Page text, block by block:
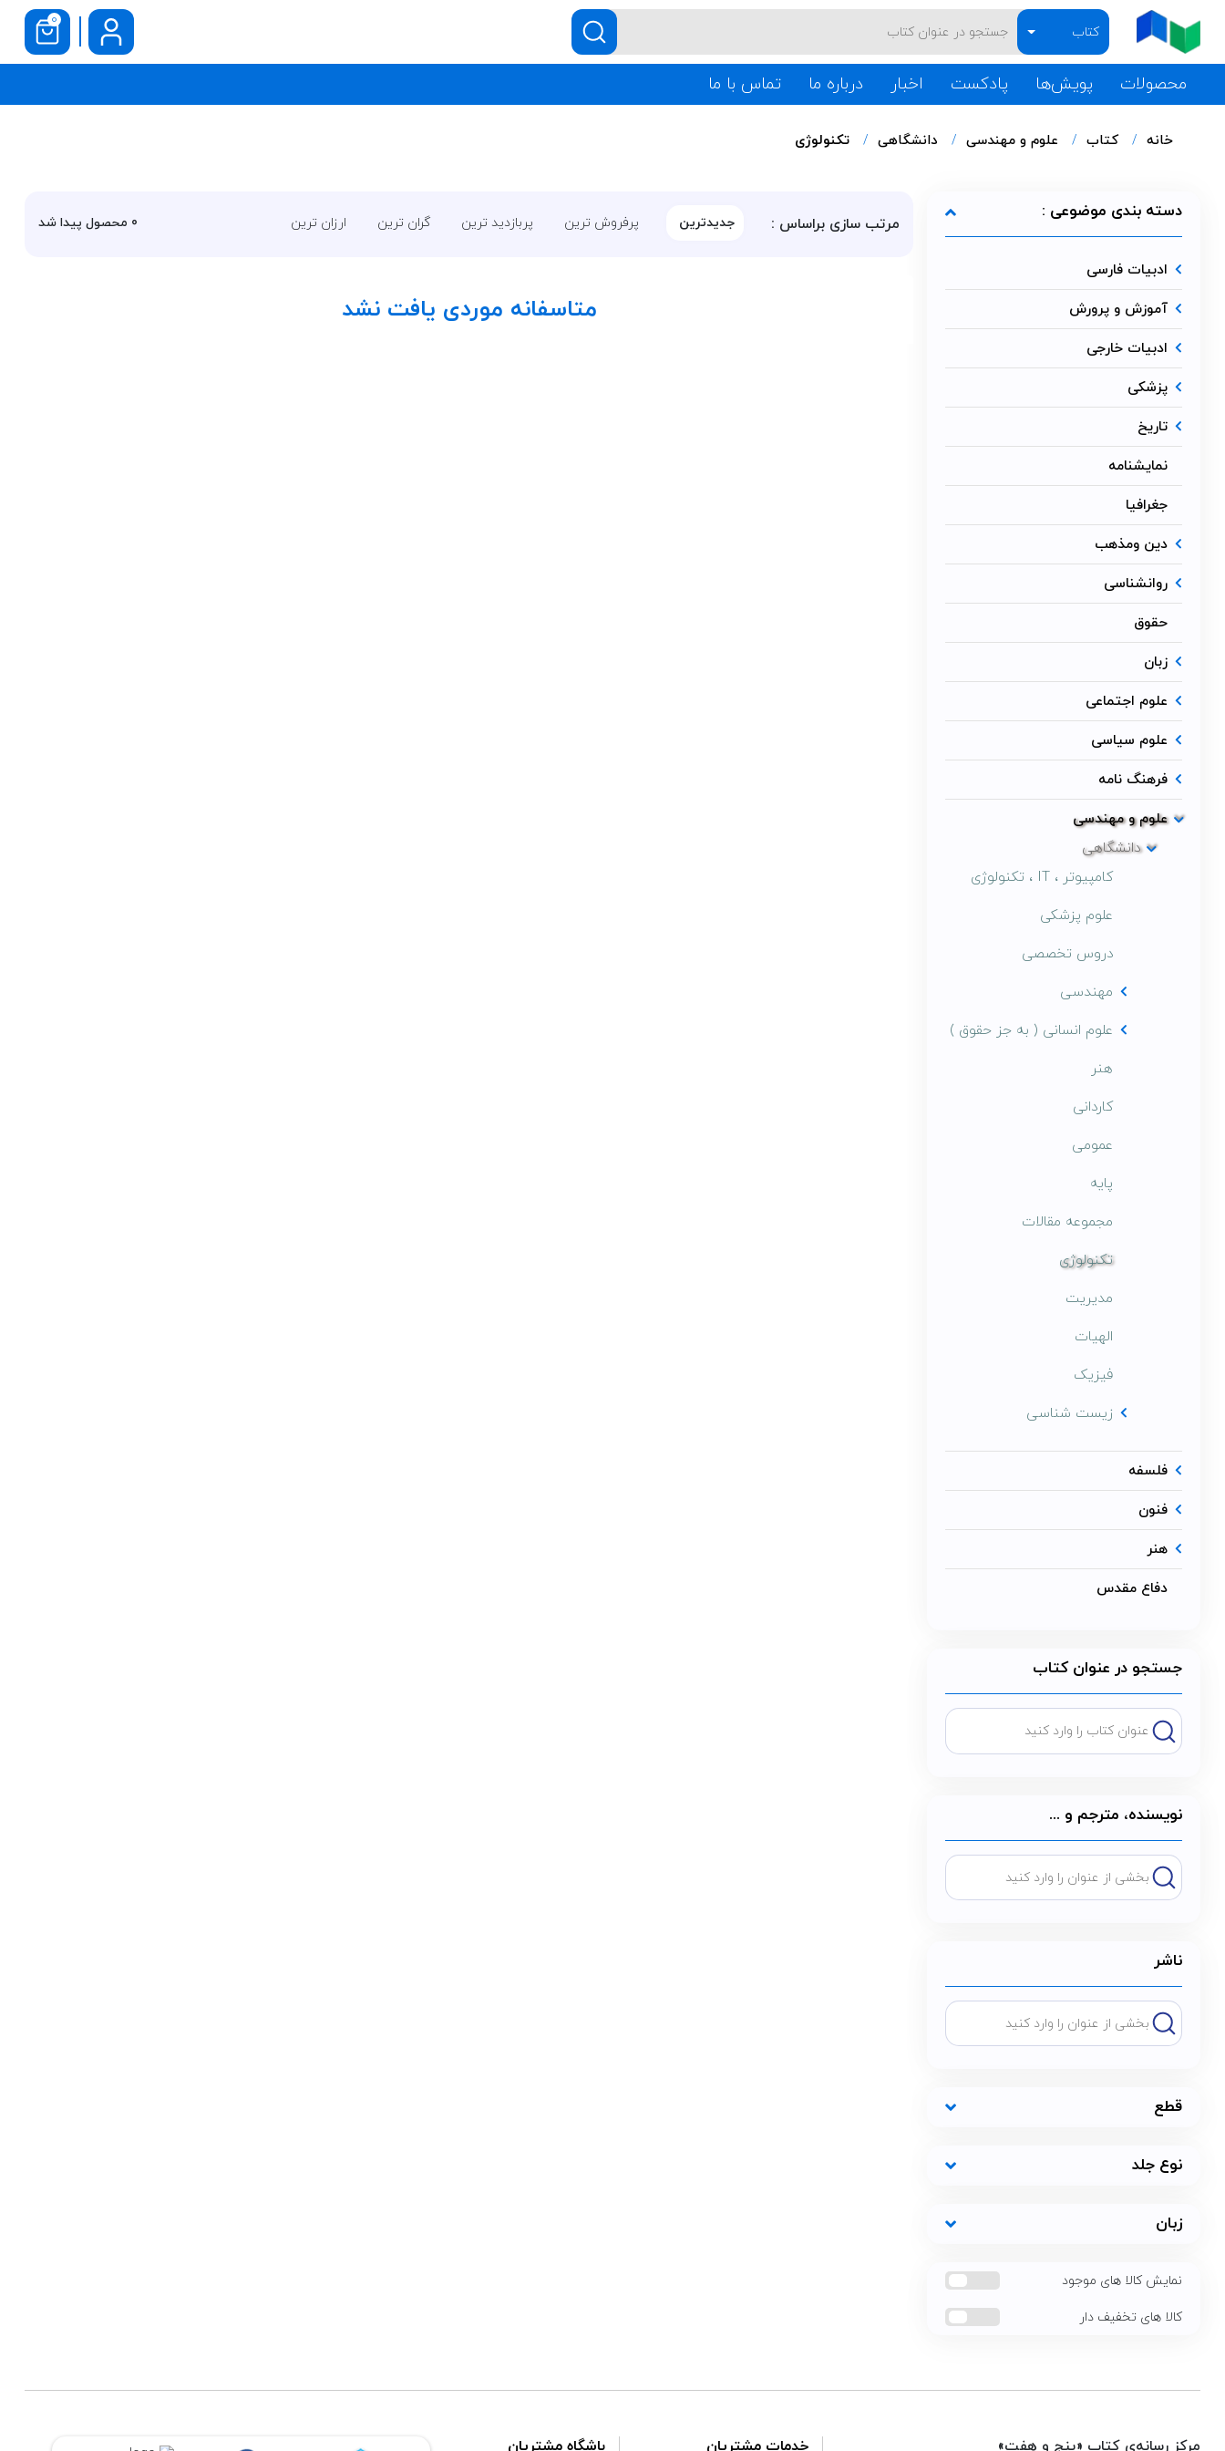
کتاب
0
محصولات پویش‌ها پادکست اخبار درباره ما تماس با ما
خانه کتاب علوم و مهندسی دانشگاهی تکنولوژی
دسته بندی موضوعی :
ادبیات فارسی
آموزش و پرورش
ادبیات خارجی
پزشکی
تاریخ
نمایشنامه
جغرافیا
دین ومذهب
روانشناسی
حقوق
زبان
علوم اجتماعی
علوم سیاسی
فرهنگ نامه
علوم و مهندسی
دانشگاهی
کامپیوتر ، IT ، تکنولوژی
علوم پزشکی
دروس تخصصی
مهندسی
علوم انسانی ( به جز حقوق )
هنر
کاردانی
عمومی
پایه
مجموعه مقالات
تکنولوژی
مدیریت
الهیات
فیزیک
زیست شناسی
فلسفه
فنون
هنر
دفاع مقدس
جستجو در عنوان کتاب
نویسنده، مترجم و ...
ناشر
قطع
نوع جلد
زبان
نمایش کالا های موجود
کالا های تخفیف دار
مرتب سازی براساس : جدیدترین پرفروش ترین پربازدید ترین گران ترین ارزان ترین 0 محصول پیدا شد
متاسفانه موردی یافت نشد
مرکز رسانه‌ی کتاب «پنج و هفت» خدمات مشتریان باشگاه مشتریان